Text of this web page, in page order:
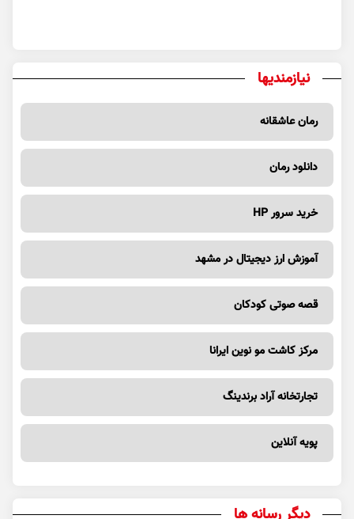
نیازمندیها
رمان عاشقانه
دانلود رمان
خرید سرور HP
آموزش ارز دیجیتال در مشهد
قصه صوتی کودکان
مرکز کاشت مو نوین ایرانا
تجارتخانه آراد برندینگ
پویه آنلاین